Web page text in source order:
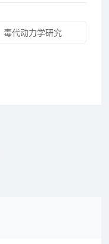
毒代动力学研究